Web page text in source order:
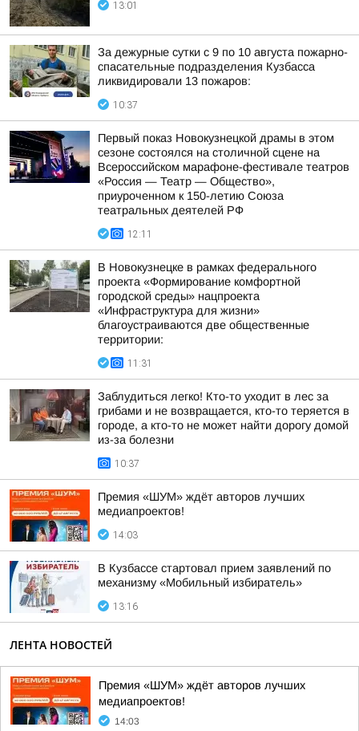
13:01
За дежурные сутки с 9 по 10 августа пожарно-
спасательные подразделения Кузбасса
ликвидировали 13 пожаров:
10:37
Первый показ Новокузнецкой драмы в этом
сезоне состоялся на столичной сцене на
Всероссийском марафоне-фестивале театров
«Россия — Театр — Общество»,
приуроченном к 150-летию Союза
театральных деятелей РФ
12:11
В Новокузнецке в рамках федерального
проекта «Формирование комфортной
городской среды» нацпроекта
«Инфраструктура для жизни»
благоустраиваются две общественные
территории:
11:31
Заблудиться легко! Кто-то уходит в лес за
грибами и не возвращается, кто-то теряется в
городе, а кто-то не может найти дорогу домой
из-за болезни
10:37
Премия «ШУМ» ждёт авторов лучших
медиапроектов!
14:03
В Кузбассе стартовал прием заявлений по
механизму «Мобильный избиратель»
13:16
ЛЕНТА НОВОСТЕЙ
Премия «ШУМ» ждёт авторов лучших
медиапроектов!
14:03